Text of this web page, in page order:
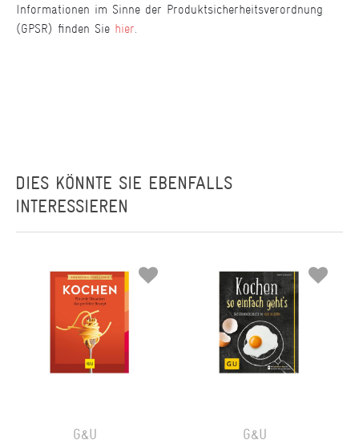
Informationen im Sinne der Produktsicherheitsverordnung
(GPSR) finden Sie hier
DIES KÖNNTE SIE EBENFALLS
INTERESSIEREN
G&U
G&U